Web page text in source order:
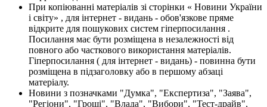
При копіюванні матеріалів зі сторінки « Новини України
і світу» , для інтернет - видань - обов'язкове пряме
відкрите для пошукових систем гіперпосилання .
Посилання має бути розміщена в незалежності від
повного або часткового використання матеріалів.
Гіперпосилання ( для інтернет - видань) - повинна бути
розміщена в підзаголовку або в першому абзаці
матеріалу.
Новини з позначками "Думка", "Експертиза", "Заява",
"Регіони", "Гроші", "Влада", "Вибори", "Тест-драйв",